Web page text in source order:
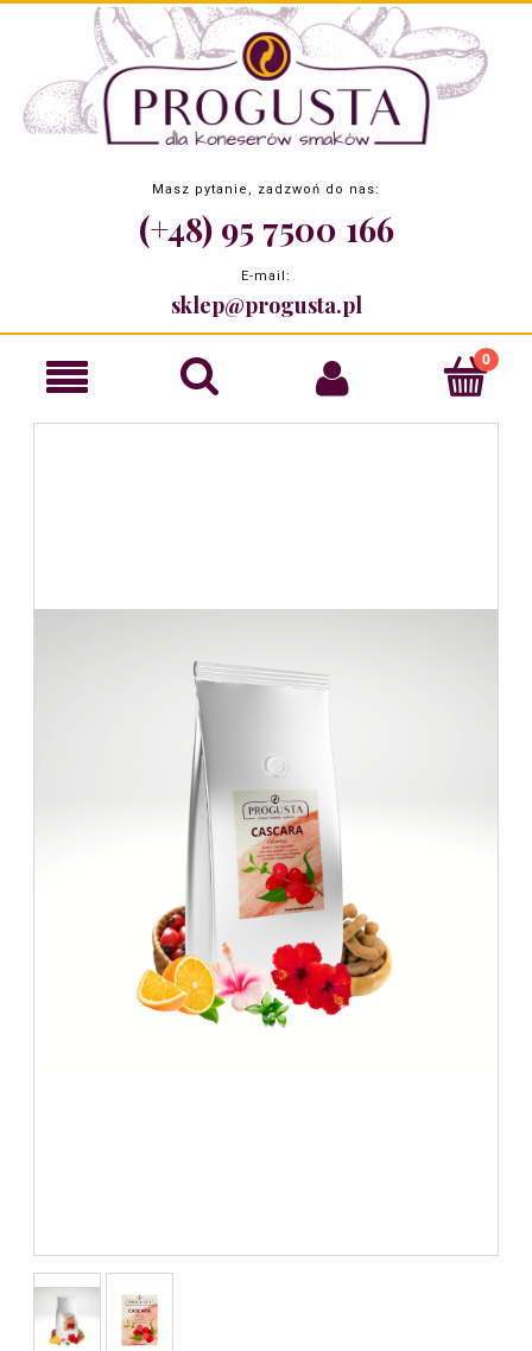
Masz pytanie, zadzwoń do nas:
(+48) 95 7500 166
E-mail:
sklep@progusta.pl